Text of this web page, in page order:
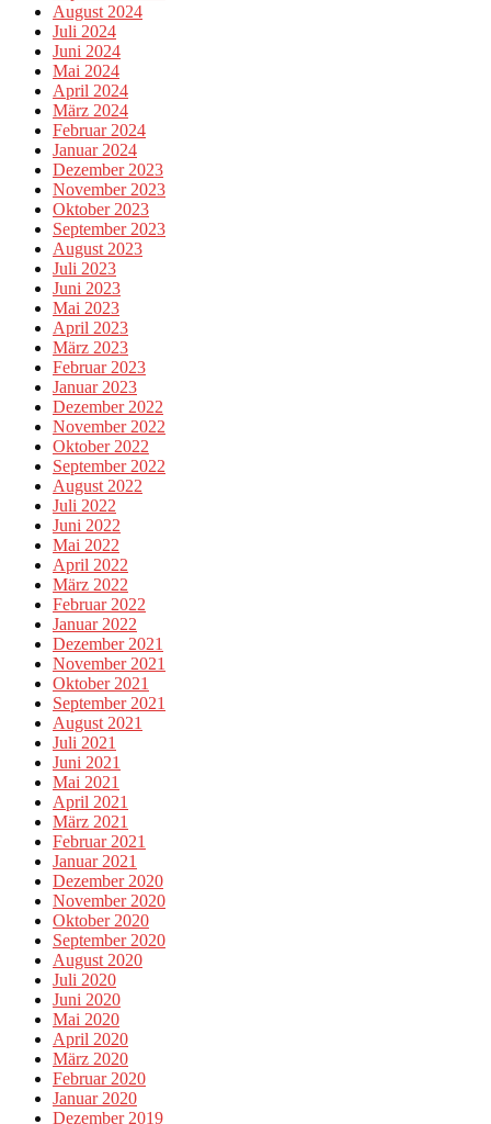
August 2024
Juli 2024
Juni 2024
Mai 2024
April 2024
März 2024
Februar 2024
Januar 2024
Dezember 2023
November 2023
Oktober 2023
September 2023
August 2023
Juli 2023
Juni 2023
Mai 2023
April 2023
März 2023
Februar 2023
Januar 2023
Dezember 2022
November 2022
Oktober 2022
September 2022
August 2022
Juli 2022
Juni 2022
Mai 2022
April 2022
März 2022
Februar 2022
Januar 2022
Dezember 2021
November 2021
Oktober 2021
September 2021
August 2021
Juli 2021
Juni 2021
Mai 2021
April 2021
März 2021
Februar 2021
Januar 2021
Dezember 2020
November 2020
Oktober 2020
September 2020
August 2020
Juli 2020
Juni 2020
Mai 2020
April 2020
März 2020
Februar 2020
Januar 2020
Dezember 2019